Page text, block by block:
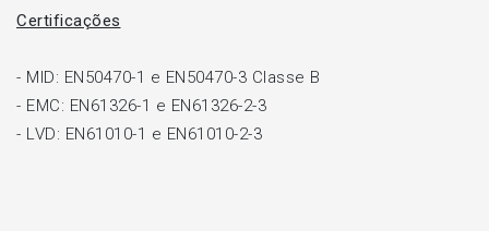
Certificações
- MID: EN50470-1 e EN50470-3 Classe B
- EMC: EN61326-1 e EN61326-2-3
- LVD: EN61010-1 e EN61010-2-3